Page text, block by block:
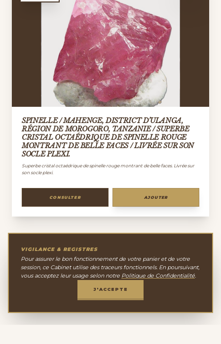
SPINELLE / MAHENGE, DISTRICT D’ULANGA,
RÉGION DE MOROGORO, TANZANIE / SUPERBE
CRISTAL OCTAÉDRIQUE DE SPINELLE ROUGE
MONTRANT DE BELLE FACES / LIVRÉE SUR SON
SOCLE PLEXI.
Superbe cristal octaédrique de spinelle rouge montrant de belle faces. Livrée sur
son socle plexi.
CONSULTER AJOUTER
ACCÉDER AU CATALOGUE
COMPLET
VIGILANCE & REGISTRES
Pour assurer le bon fonctionnement de votre panier et de votre
session, ce Cabinet utilise des traceurs fonctionnels. En poursuivant,
vous acceptez leur usage selon notre Politique de Confidentialité.
J'ACCEPTE